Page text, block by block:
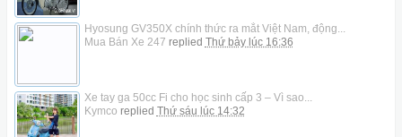
Hyosung GV350X chính thức ra mắt Việt Nam, động...
Mua Bán Xe 247 replied Thứ bảy lúc 16:36
Xe tay ga 50cc Fi cho học sinh cấp 3 – Vì sao...
Kymco replied Thứ sáu lúc 14:32